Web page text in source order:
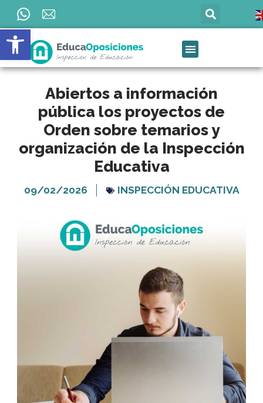
Abrir barra de herramientas
contenido
Abiertos a información
pública los proyectos de
Orden sobre temarios y
organización de la Inspección
Educativa
09/02/2026 INSPECCIÓN EDUCATIVA